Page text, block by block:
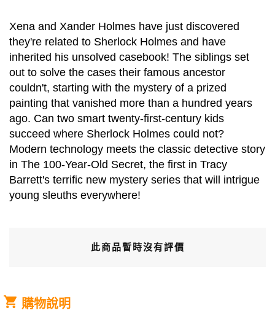
Xena and Xander Holmes have just discovered
they're related to Sherlock Holmes and have
inherited his unsolved casebook! The siblings set
out to solve the cases their famous ancestor
couldn't, starting with the mystery of a prized
painting that vanished more than a hundred years
ago. Can two smart twenty-first-century kids
succeed where Sherlock Holmes could not?
Modern technology meets the classic detective story
in The 100-Year-Old Secret, the first in Tracy
Barrett's terrific new mystery series that will intrigue
young sleuths everywhere!
此商品暫時沒有評價
購物說明